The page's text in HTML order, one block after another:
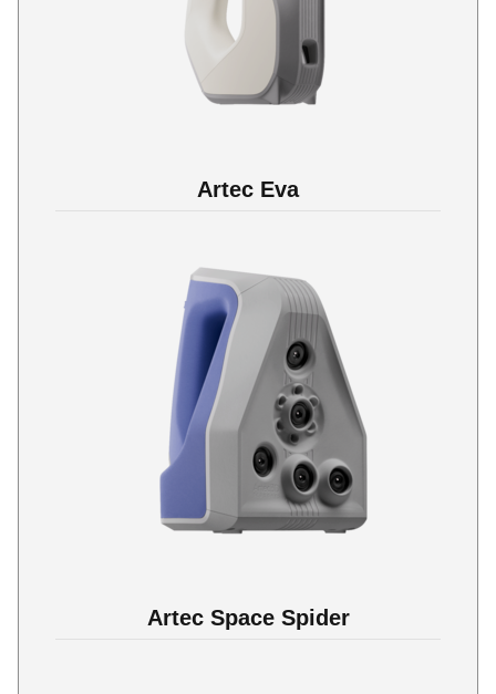
Artec Eva
Artec Space Spider